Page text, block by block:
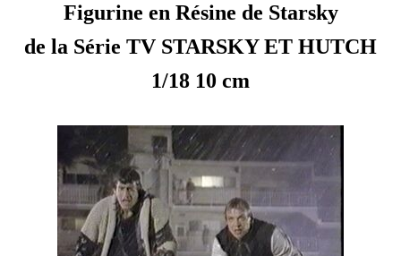
Figurine en Résine de Starsky
de la Série TV STARSKY ET HUTCH
1/18 10 cm